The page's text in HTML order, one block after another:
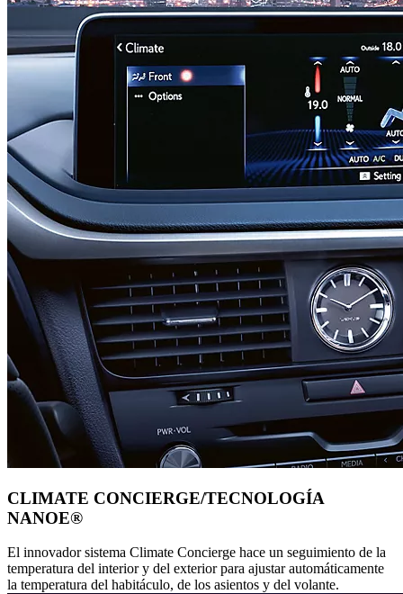
CLIMATE CONCIERGE/TECNOLOGÍA
NANOE®
El innovador sistema Climate Concierge hace un seguimiento de la
temperatura del interior y del exterior para ajustar automáticamente
la temperatura del habitáculo, de los asientos y del volante.